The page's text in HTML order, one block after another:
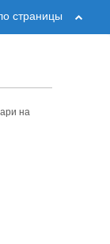
страницы
на